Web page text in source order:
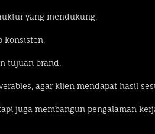
yang mendukung.
konsisten.
tujuan brand.
agar klien mendapat hasil
juga membangun pengalaman